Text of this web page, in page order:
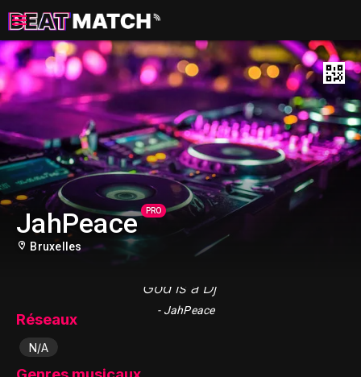
JahPeace PRO
Bruxelles
"God is a Dj "
- JahPeace
Réseaux
N/A